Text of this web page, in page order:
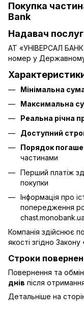
Покупка
Bank
Надавач послуг
АТ «УНІВЕРСАЛ
номер у
Мінімальна
Максимальна
Реальна річна
Доступний
Порядок
частинами
Перший платіж
покупки
Інформація про
попередження
chast.monobank.ua
Компанія здійснює
якості згідно Закону
Строки
Повернення та
днів після
Детальніше на